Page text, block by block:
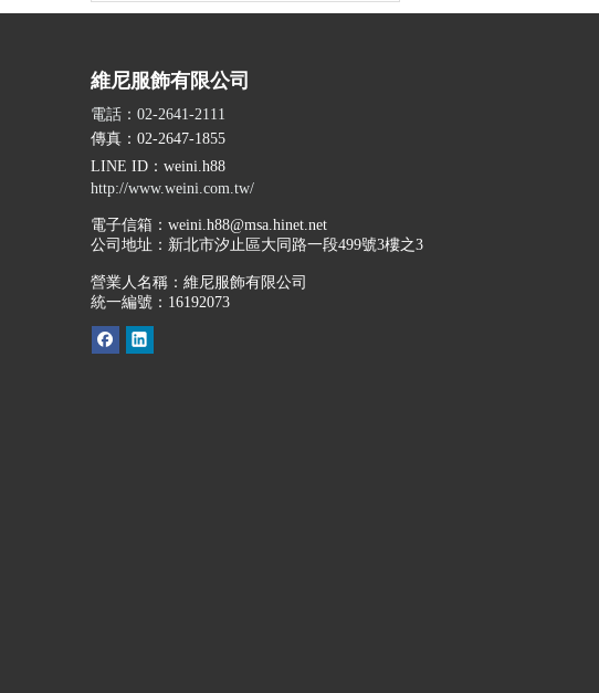
維尼服飾有限公司
電話：02-2641-2111
傳真：02-2647-1855
LINE ID ：weini.h88
http://www.weini.com.tw/
電子信箱： weini.h88@msa.hinet.net
公司地址： 新北市汐止區大同路一段499號3樓之3
營業人名稱：維尼服飾有限公司
統一編號：16192073